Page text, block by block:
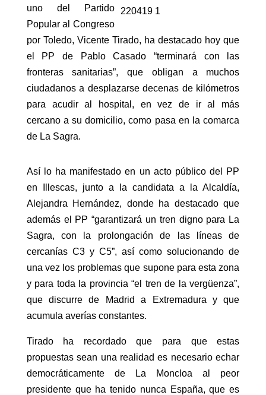
uno del Partido
Popular al Congreso
por Toledo, Vicente Tirado, ha destacado hoy que
el PP de Pablo Casado “terminará con las
fronteras sanitarias”, que obligan a muchos
ciudadanos a desplazarse decenas de kilómetros
para acudir al hospital, en vez de ir al más
cercano a su domicilio, como pasa en la comarca
de La Sagra.
Así lo ha manifestado en un acto público del PP
en Illescas, junto a la candidata a la Alcaldía,
Alejandra Hernández, donde ha destacado que
además el PP “garantizará un tren digno para La
Sagra, con la prolongación de las líneas de
cercanías C3 y C5”, así como solucionando de
una vez los problemas que supone para esta zona
y para toda la provincia “el tren de la vergüenza”,
que discurre de Madrid a Extremadura y que
acumula averías constantes.
Tirado ha recordado que para que estas
propuestas sean una realidad es necesario echar
democráticamente de La Moncloa al peor
presidente que ha tenido nunca España, que es